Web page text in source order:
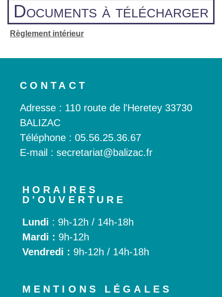
Documents à télécharger
Règlement intérieur
CONTACT
Adresse : 110 route de l'Heretey 33730
BALIZAC
Téléphone : 05.56.25.36.67
E-mail : secretariat@balizac.fr
HORAIRES
D'OUVERTURE
Lundi : 9h-12h / 14h-18h
Mardi : 9h-12h
Vendredi : 9h-12h / 14h-18h
MENTIONS LÉGALES